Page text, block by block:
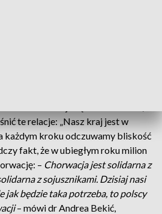
te relacje: „Nasz kraj jest w
każdym kroku odczuwamy bliskość
fakt, że w ubiegłym roku milion
– Chorwacja jest solidarna z
z sojusznikami. Dzisiaj nasi
jak będzie taka potrzeba, to polscy
– mówi dr Andrea Bekić,